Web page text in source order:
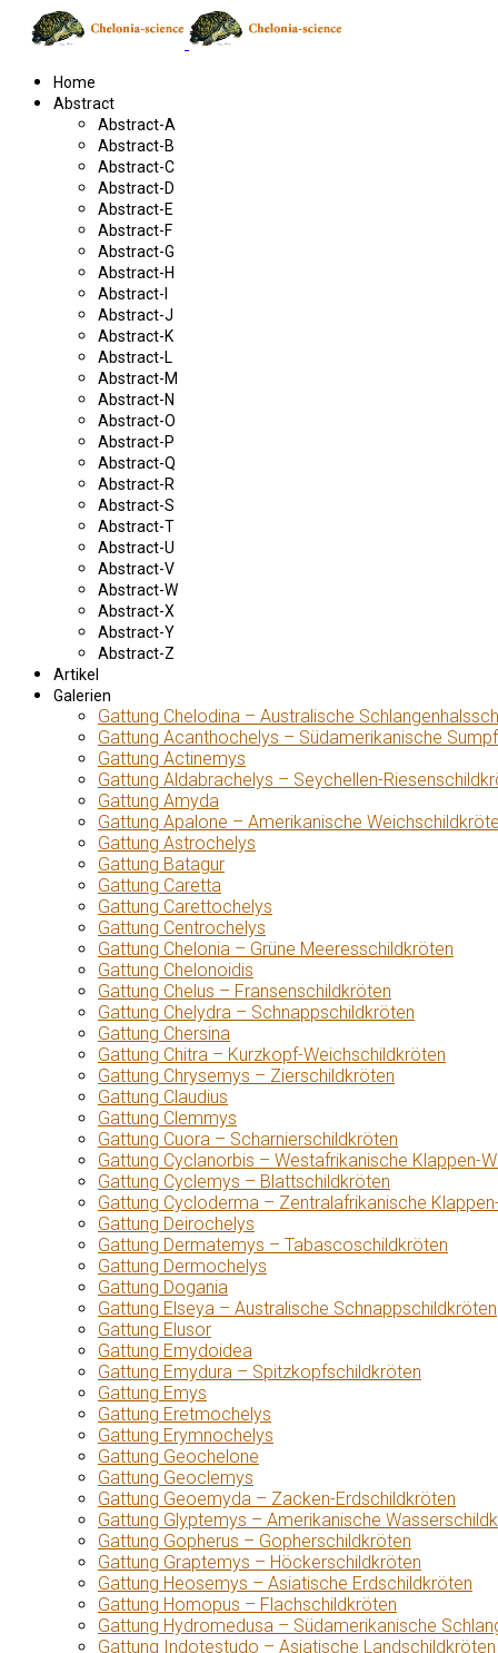
Home
Abstract
Abstract-A
Abstract-B
Abstract-C
Abstract-D
Abstract-E
Abstract-F
Abstract-G
Abstract-H
Abstract-I
Abstract-J
Abstract-K
Abstract-L
Abstract-M
Abstract-N
Abstract-O
Abstract-P
Abstract-Q
Abstract-R
Abstract-S
Abstract-T
Abstract-U
Abstract-V
Abstract-W
Abstract-X
Abstract-Y
Abstract-Z
Artikel
Galerien
Gattung Chelodina – Australische
Gattung Acanthochelys – Südamerikanische
Gattung Actinemys
Gattung Aldabrachelys – Seychellen-
Gattung Amyda
Gattung Apalone – Amerikanische
Gattung Astrochelys
Gattung Batagur
Gattung Caretta
Gattung Carettochelys
Gattung Centrochelys
Gattung Chelonia – Grüne Meeresschildkröten
Gattung Chelonoidis
Gattung Chelus – Fransenschildkröten
Gattung Chelydra – Schnappschildkröten
Gattung Chersina
Gattung Chitra – Kurzkopf-Weichschildkröten
Gattung Chrysemys – Zierschildkröten
Gattung Claudius
Gattung Clemmys
Gattung Cuora – Scharnierschildkröten
Gattung Cyclanorbis – Westafrikanische Klappen-
Gattung Cyclemys – Blattschildkröten
Gattung Cycloderma – Zentralafrikanische
Gattung Deirochelys
Gattung Dermatemys – Tabascoschildkröten
Gattung Dermochelys
Gattung Dogania
Gattung Elseya – Australische Schnappschildkröten
Gattung Elusor
Gattung Emydoidea
Gattung Emydura – Spitzkopfschildkröten
Gattung Emys
Gattung Eretmochelys
Gattung Erymnochelys
Gattung Geochelone
Gattung Geoclemys
Gattung Geoemyda – Zacken-Erdschildkröten
Gattung Glyptemys – Amerikanische
Gattung Gopherus – Gopherschildkröten
Gattung Graptemys – Höckerschildkröten
Gattung Heosemys – Asiatische Erdschildkröten
Gattung Homopus – Flachschildkröten
Gattung Hydromedusa – Südamerikanische
Gattung Indotestudo – Asiatische Landschildkröten